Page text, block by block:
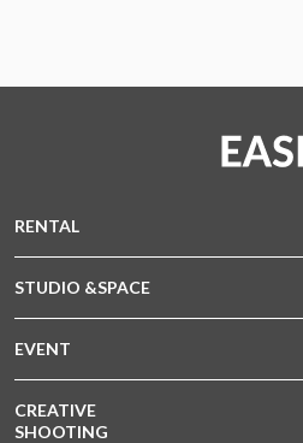
RENTAL
STUDIO &SPACE
EVENT
CREATIVE
SHOOTING